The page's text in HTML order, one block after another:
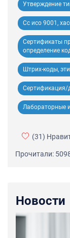
Утверждение
Сс исо 9001,
Сертификаты
определение
Штрих-коды,
Сертификация/
Лабораторные
(31)
Прочитали:
Новости